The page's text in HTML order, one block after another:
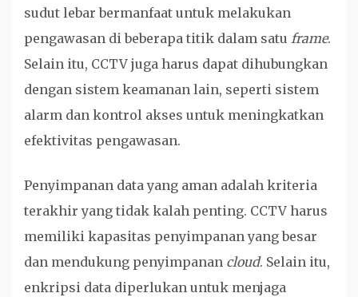
sudut lebar bermanfaat untuk melakukan
pengawasan di beberapa titik dalam satu frame.
Selain itu, CCTV juga harus dapat dihubungkan
dengan sistem keamanan lain, seperti sistem
alarm dan kontrol akses untuk meningkatkan
efektivitas pengawasan.
Penyimpanan data yang aman adalah kriteria
terakhir yang tidak kalah penting. CCTV harus
memiliki kapasitas penyimpanan yang besar
dan mendukung penyimpanan cloud. Selain itu,
enkripsi data diperlukan untuk menjaga